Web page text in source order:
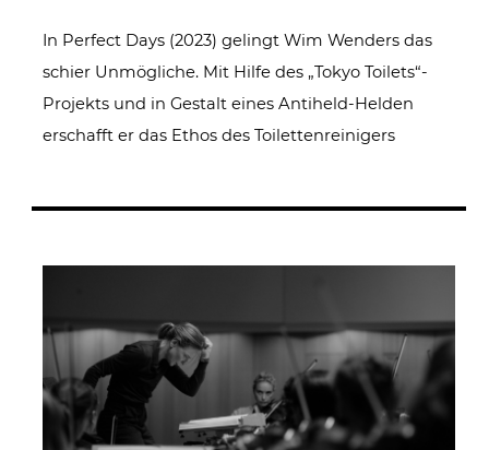
In Perfect Days (2023) gelingt Wim Wenders das
schier Unmögliche. Mit Hilfe des „Tokyo Toilets“-
Projekts und in Gestalt eines Antiheld-Helden
erschafft er das Ethos des Toilettenreinigers